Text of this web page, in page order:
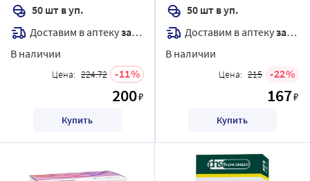
50 шт в уп.
Доставим в аптекузавтра
В наличии
Цена: 224.72 11
200₽
Купить
50 шт в уп.
Доставим в аптекузавтра
В наличии
Цена: 215 22
167₽
Купить